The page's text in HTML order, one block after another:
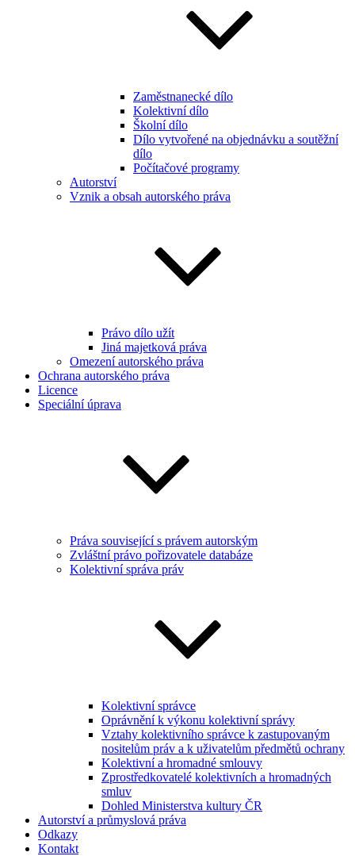
Zaměstnanecké dílo
Kolektivní dílo
Školní dílo
Dílo vytvořené na objednávku a soutěžní
dílo
Počítačové programy
Autorství
Vznik a obsah autorského práva
Právo dílo užít
Jiná majetková práva
Omezení autorského práva
Ochrana autorského práva
Licence
Speciální úprava
Práva související s právem autorským
Zvláštní právo pořizovatele databáze
Kolektivní správa práv
Kolektivní správce
Oprávnění k výkonu kolektivní správy
Vztahy kolektivního správce k zastupovaným
nositelům práv a k uživatelům předmětů ochrany
Kolektivní a hromadné smlouvy
Zprostředkovatelé kolektivních a hromadných
smluv
Dohled Ministerstva kultury ČR
Autorství a průmyslová práva
Odkazy
Kontakt